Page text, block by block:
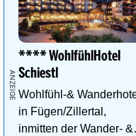
**** WohlfühlHotel
Schiestl
Wohlfühl-&
in Fügen/Zillertal,
inmitten der Wander- &